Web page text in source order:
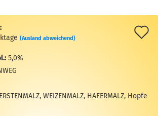
(Ausland abweichend)
5,0%
WEIZENMALZ, HAFERMALZ, Hopfe